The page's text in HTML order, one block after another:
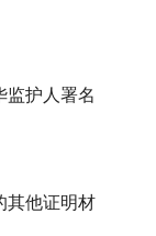
监护人署名
其他证明材